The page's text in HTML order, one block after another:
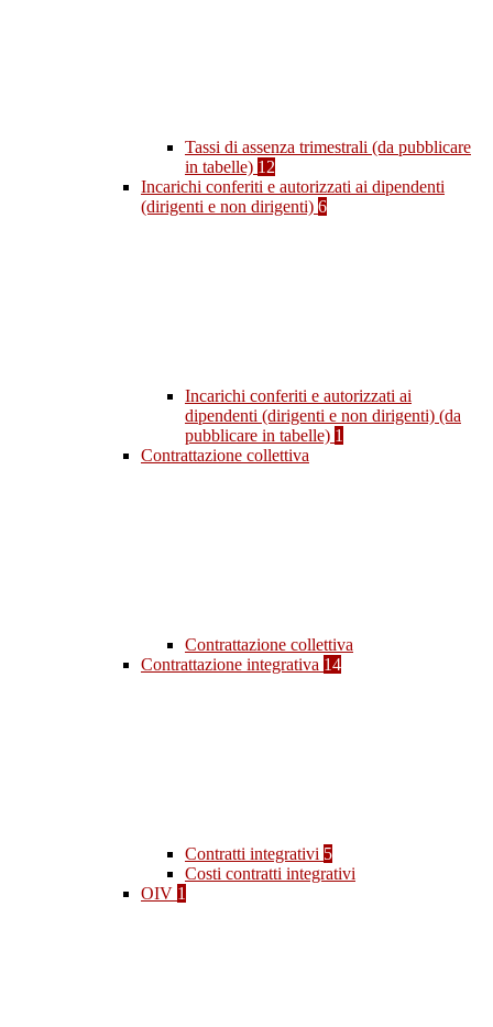
Tassi di assenza trimestrali (da pubblicare
in tabelle) 12
Incarichi conferiti e autorizzati ai dipendenti
(dirigenti e non dirigenti) 6
Incarichi conferiti e autorizzati ai
dipendenti (dirigenti e non dirigenti) (da
pubblicare in tabelle) 1
Contrattazione collettiva
Contrattazione collettiva
Contrattazione integrativa 14
Contratti integrativi 5
Costi contratti integrativi
OIV 1